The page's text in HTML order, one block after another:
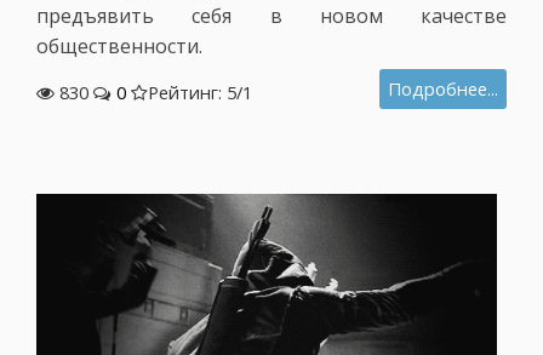
предъявить себя в новом качестве
общественности.
830 0 Рейтинг: 5/1 Подробнее...